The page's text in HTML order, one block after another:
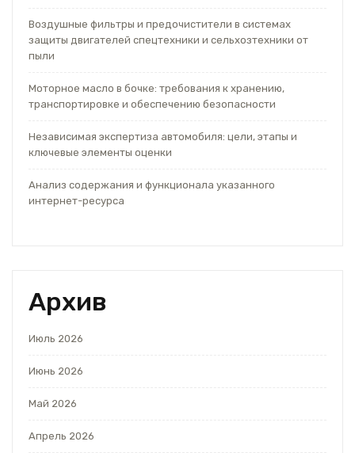
Воздушные фильтры и предочистители в системах
защиты двигателей спецтехники и сельхозтехники от
пыли
Моторное масло в бочке: требования к хранению,
транспортировке и обеспечению безопасности
Независимая экспертиза автомобиля: цели, этапы и
ключевые элементы оценки
Анализ содержания и функционала указанного
интернет-ресурса
Архив
Июль 2026
Июнь 2026
Май 2026
Апрель 2026